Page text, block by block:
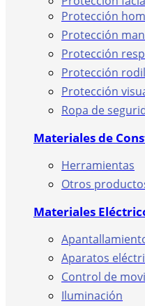
Protección
Protección
Protección
Protección
Protección
Ropa de
Materiales de
Herramientas
Otros
Materiales
Aparatos
Control de
Iluminación